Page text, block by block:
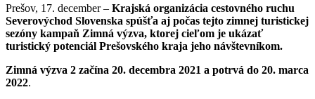
Prešov, 17. december – Krajská organizácia cestovného ruchu
Severovýchod Slovenska spúšťa aj počas tejto zimnej turistickej
sezóny kampaň Zimná výzva, ktorej cieľom je ukázať
turistický potenciál Prešovského kraja jeho návštevníkom.
Zimná výzva 2 začína 20. decembra 2021 a potrvá do 20. marca
2022.